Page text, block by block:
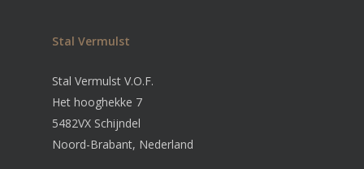
Stal Vermulst
Stal Vermulst V.O.F.
Het hooghekke 7
5482VX Schijndel
Noord-Brabant, Nederland